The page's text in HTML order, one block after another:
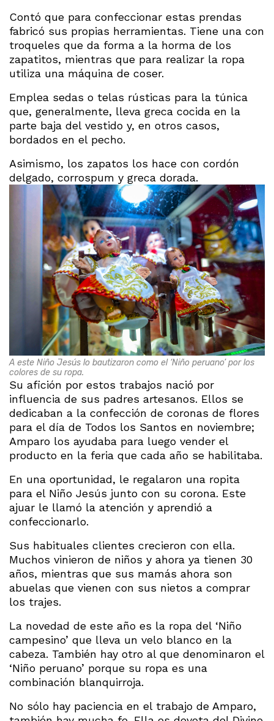
Contó que para confeccionar estas prendas
fabricó sus propias herramientas. Tiene una con
troqueles que da forma a la horma de los
zapatitos, mientras que para realizar la ropa
utiliza una máquina de coser.
Emplea sedas o telas rústicas para la túnica
que, generalmente, lleva greca cocida en la
parte baja del vestido y, en otros casos,
bordados en el pecho.
Asimismo, los zapatos los hace con cordón
delgado, corrospum y greca dorada.
A este Niño Jesús lo bautizaron como el ‘Niño peruano’ por los
colores de su ropa.
Su afición por estos trabajos nació por
influencia de sus padres artesanos. Ellos se
dedicaban a la confección de coronas de flores
para el día de Todos los Santos en noviembre;
Amparo los ayudaba para luego vender el
producto en la feria que cada año se habilitaba.
En una oportunidad, le regalaron una ropita
para el Niño Jesús junto con su corona. Este
ajuar le llamó la atención y aprendió a
confeccionarlo.
Sus habituales clientes crecieron con ella.
Muchos vinieron de niños y ahora ya tienen 30
años, mientras que sus mamás ahora son
abuelas que vienen con sus nietos a comprar
los trajes.
La novedad de este año es la ropa del ‘Niño
campesino’ que lleva un velo blanco en la
cabeza. También hay otro al que denominaron el
‘Niño peruano’ porque su ropa es una
combinación blanquirroja.
No sólo hay paciencia en el trabajo de Amparo,